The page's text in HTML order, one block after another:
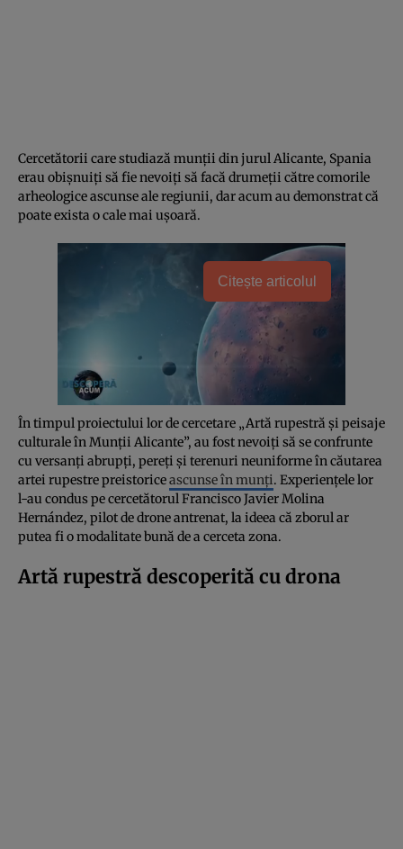
Cercetătorii care studiază munții din jurul Alicante, Spania
erau obișnuiți să fie nevoiți să facă drumeții către comorile
arheologice ascunse ale regiunii, dar acum au demonstrat că
poate exista o cale mai ușoară.
Citește articolul
În timpul proiectului lor de cercetare „Artă rupestră și peisaje
culturale în Munții Alicante”, au fost nevoiți să se confrunte
cu versanți abrupți, pereți și terenuri neuniforme în căutarea
artei rupestre preistoriceascunse în munți. Experiențele lor
l-au condus pe cercetătorul Francisco Javier Molina
Hernández, pilot de drone antrenat, la ideea că zborul ar
putea fi o modalitate bună de a cerceta zona.
Artă rupestră descoperită cu drona